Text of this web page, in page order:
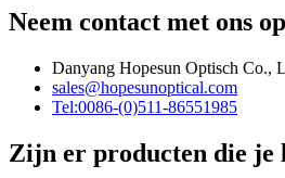
Neem contact met ons op
Danyang Hopesun Optisch Co.,
sales@hopesunoptical.com
Tel:0086-(0)511-86551985
Zijn er producten die je